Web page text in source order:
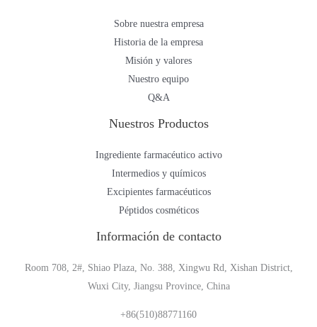
Sobre nuestra empresa
Historia de la empresa
Misión y valores
Nuestro equipo
Q&A
Nuestros Productos
Ingrediente farmacéutico activo
Intermedios y químicos
Excipientes farmacéuticos
Péptidos cosméticos
Información de contacto
Room 708, 2#, Shiao Plaza, No. 388, Xingwu Rd, Xishan District,
Wuxi City, Jiangsu Province, China
+86(510)88771160